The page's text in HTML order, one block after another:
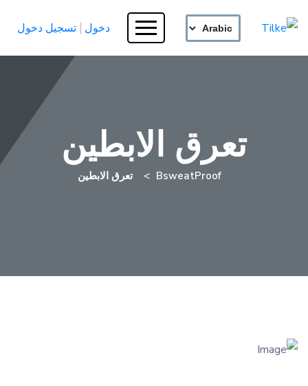
دخول تسجيل دخول
تعرق الابطين
BsweatProof تعرق الابطين